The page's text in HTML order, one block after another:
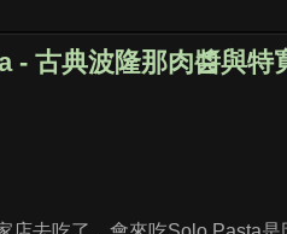
- 古典波隆那肉醬與特